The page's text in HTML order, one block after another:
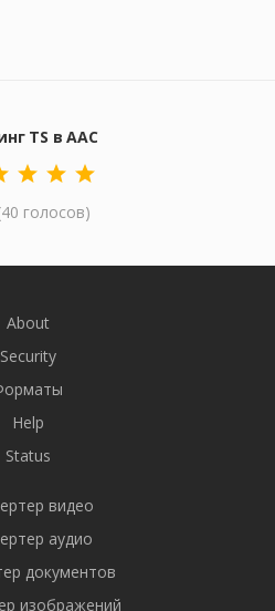
TS в AAC
голосов)
About
Security
Help
Status
видео
аудио
документов
изображений